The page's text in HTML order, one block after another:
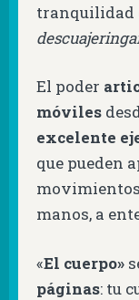
tranquilidad
El poder
móviles
excelente
que pueden
manos, a
«El cuerpo»
páginas: tu